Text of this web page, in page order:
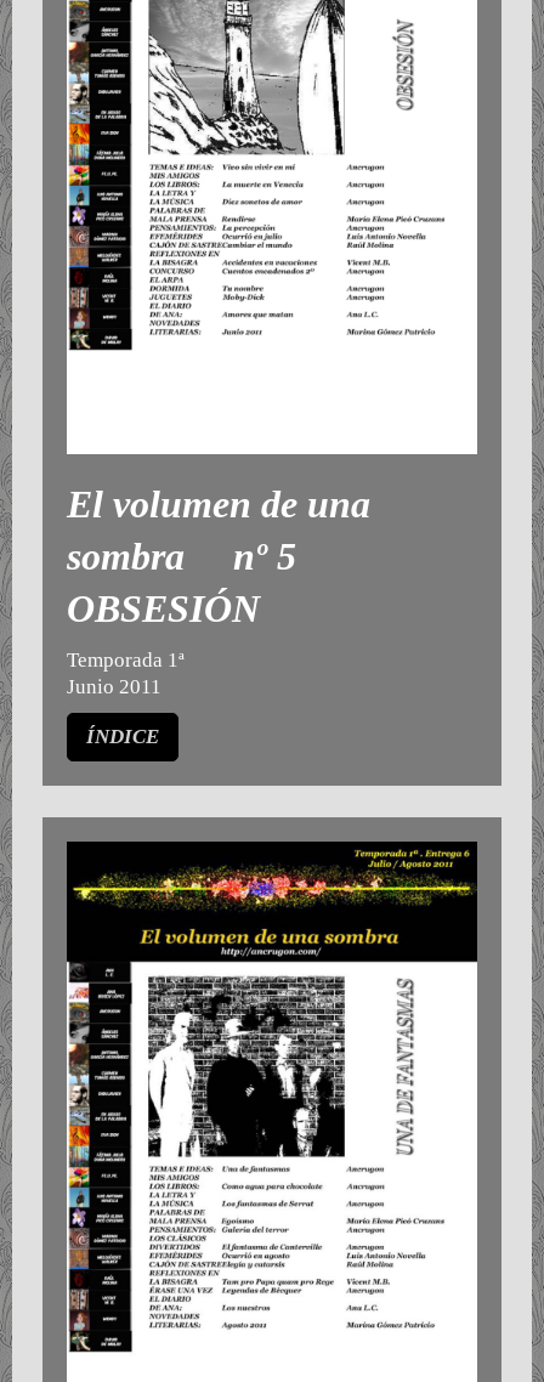
El volumen de una
sombra nº 5
OBSESIÓN
Temporada 1ª
Junio 2011
ÍNDICE